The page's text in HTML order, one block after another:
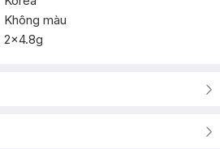
Không màu
2x4.8g